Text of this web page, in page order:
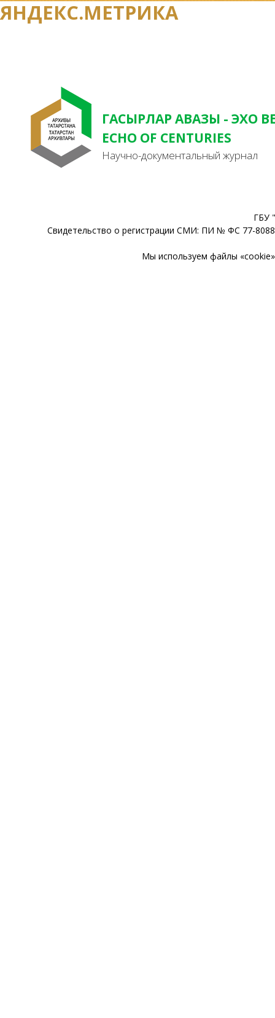
ЯНДЕКС.МЕТРИКА
ГАСЫРЛАР АВАЗЫ - ЭХО
ECHO OF CENTURIES
Научно-документальный журнал
ГБУ
Свидетельство о регистрации СМИ: ПИ № ФС 77-
Мы используем файлы «cookie»